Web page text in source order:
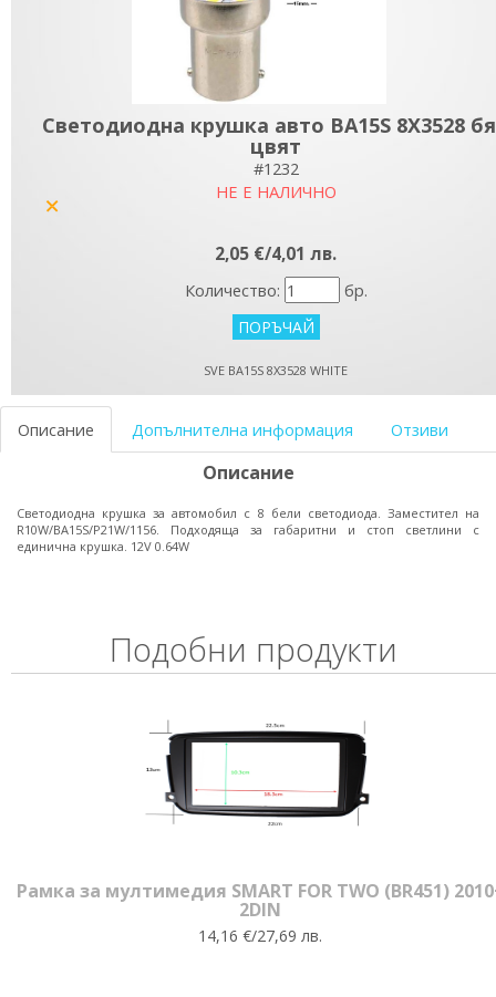
Светодиодна крушка авто BA15S 8X3528
цвят
#1232
НЕ Е НАЛИЧНО
2,05 €/4,01 лв.
Количество: бр.
SVE BA15S 8X3528 WHITE
Описание Допълнителна информация Отзиви
Описание
Светодиодна крушка за автомобил с 8 бели светодиода. Заместител на
R10W/BA15S/P21W/1156. Подходяща за габаритни и стоп светлини с
единична крушка. 12V 0.64W
Подобни продукти
Рамка за мултимедия SMART FOR TWO (BR451)
2DIN
14,16 €/27,69 лв.